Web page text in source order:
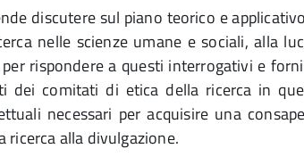
discutere sul piano teorico e
nelle scienze umane e sociali, alla
rispondere a questi interrogativi e
dei comitati di etica della ricerca in
necessari per acquisire una
ricerca alla divulgazione.